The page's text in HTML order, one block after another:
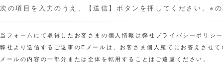
次の項目を入力のうえ、【送信】ボタンを押してください。※
当フォームにて取得したお客さまの個人情報は弊社プライバシーポリシ
弊社より送信するご返事のEメールは、お客さま個人宛てにお答えさせ
メールの内容の一部分または全体を転用することはご遠慮ください。